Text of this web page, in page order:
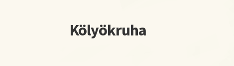
Ugrás
a
Kilépés
a
Kölyökruha